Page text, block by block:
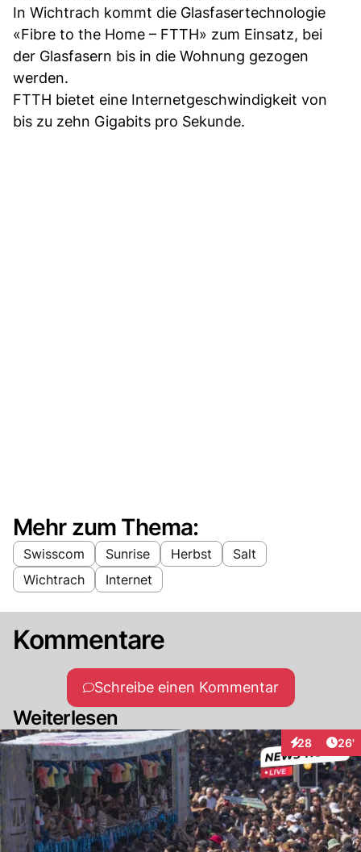
In Wichtrach kommt die Glasfasertechnologie
«Fibre to the Home – FTTH» zum Einsatz, bei
der Glasfasern bis in die Wohnung gezogen
werden.
FTTH bietet eine Internetgeschwindigkeit von
bis zu zehn Gigabits pro Sekunde.
Mehr zum Thema:
Swisscom Sunrise Herbst
Salt
Wichtrach
Internet
Kommentare
Schreibe einen Kommentar
Weiterlesen
28
Interaktionen
26'